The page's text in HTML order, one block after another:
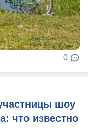
0
шоу
что известно